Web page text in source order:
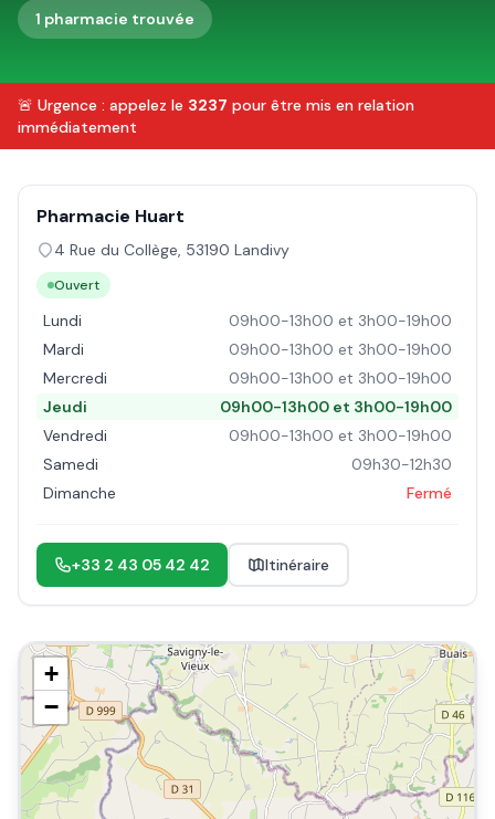
1 pharmacie trouvée
🚨 Urgence : appelez le 3237 pour être mis en relation
immédiatement
Pharmacie Huart
4 Rue du Collège, 53190 Landivy
Ouvert
Lundi
09h00-13h00 et 3h00-19h00
Mardi
09h00-13h00 et 3h00-19h00
Mercredi
09h00-13h00 et 3h00-19h00
Jeudi
09h00-13h00 et 3h00-19h00
Vendredi
09h00-13h00 et 3h00-19h00
Samedi
09h30-12h30
Dimanche
Fermé
+33 2 43 05 42 42 Itinéraire
+
−